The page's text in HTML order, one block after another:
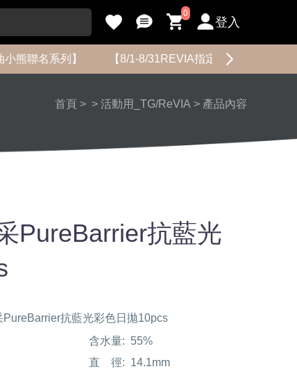
0
登入
小熊聯名系列】 【8/1-8/31REVIA指定花色限時促銷】
首頁 > > 活動用_TG/ReVIA > 產品內容
PureBarrier抗藍光
PureBarrier抗藍光彩色日拋10pcs
含水量: 55%
直 徑: 14.1mm